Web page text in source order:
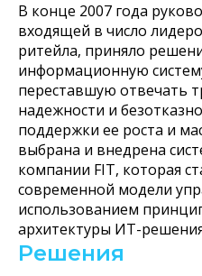
В конце 2007 года
входящей в число
ритейла, приняло
информационную
переставшую отвечать
надежности и
поддержки ее роста и
выбрана и внедрена
компании FIT, которая
современной модели
использованием
архитектуры ИТ-
Решения